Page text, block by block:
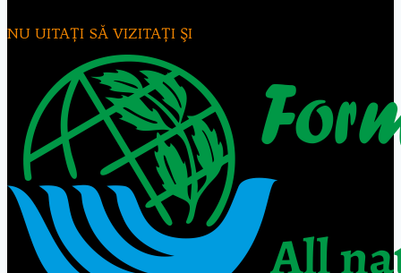
NU UITAŢI SĂ VIZITAŢI ŞI